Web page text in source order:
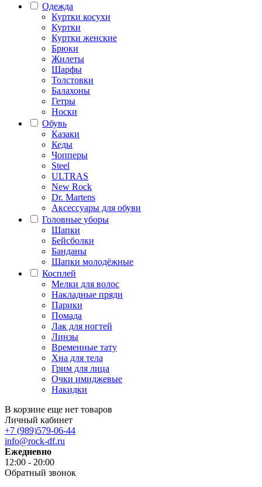
Одежда
Куртки косухи
Куртки
Куртки женские
Брюки
Жилеты
Шарфы
Толстовки
Балахоны
Гетры
Носки
Обувь
Казаки
Кеды
Чопперы
Steel
ULTRAS
New Rock
Dr. Martens
Аксессуары для обуви
Головные уборы
Шапки
Бейсболки
Банданы
Шапки молодёжные
Косплей
Мелки для волос
Накладные пряди
Парики
Помада
Лак для ногтей
Линзы
Временные тату
Хна для тела
Грим для лица
Очки имиджевые
Накидки
В корзине еще нет товаров
Личный кабинет
+7 (989)579-06-44
info@rock-df.ru
Ежедневно
12:00 - 20:00
Обратный звонок